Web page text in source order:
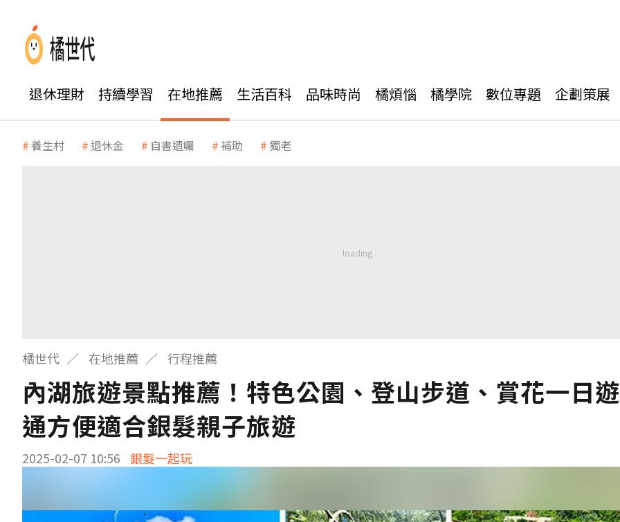
退休理財 持續學習 在地推薦 生活百科 品味時尚 橘煩惱 橘學院 數位專題 企劃策展
養生村 退休金 自書遺囑 補助 獨老
橘世代 在地推薦 行程推薦
內湖旅遊景點推薦！特色公園、登山步道、賞花一日
通方便適合銀髮親子旅遊
2025-02-07 10:56 銀髮一起玩